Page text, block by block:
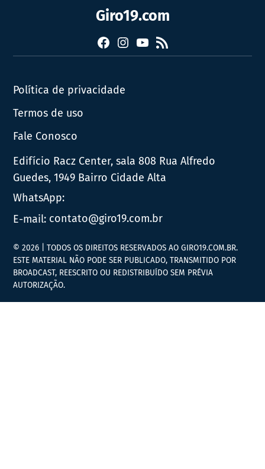
Giro19.com
FacebookInstagram
YouTube
RSS
Política de privacidade
Termos de uso
Fale Conosco
Edifício Racz Center, sala 808 Rua Alfredo
Guedes, 1949 Bairro Cidade Alta
WhatsApp:
E-mail: contato@giro19.com.br
© 2026 | TODOS OS DIREITOS RESERVADOS AO GIRO19.COM.BR.
ESTE MATERIAL NÃO PODE SER PUBLICADO, TRANSMITIDO POR
BROADCAST, REESCRITO OU REDISTRIBUÍDO SEM PRÉVIA
AUTORIZAÇÃO.